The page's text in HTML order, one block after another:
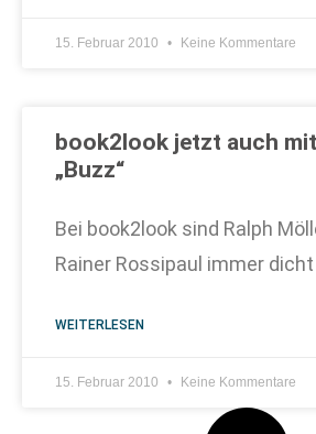
15. Februar 2010 Keine Kommentare
book2look jetzt auch
„Buzz“
Bei book2look sind Ralph
Rainer Rossipaul immer dicht
WEITERLESEN
15. Februar 2010 Keine Kommentare